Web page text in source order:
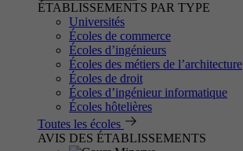
ÉTABLISSEMENTS PAR TYPE
Universités
Écoles de commerce
Écoles d’ingénieurs
Écoles des métiers de l’architecture
Écoles de droit
Écoles d’ingénieur informatique
Écoles hôtelières
Toutes les écoles
AVIS DES ÉTABLISSEMENTS